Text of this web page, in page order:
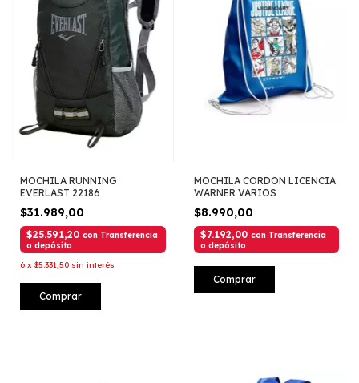
MOCHILA RUNNING
EVERLAST 22186
$31.989,00
$25.591,20 con Transferencia
o depósito
6 x $5.331,50 sin interés
Comprar
MOCHILA CORDON LICENCIA
WARNER VARIOS
$8.990,00
$7.192,00 con Transferencia
o depósito
Comprar